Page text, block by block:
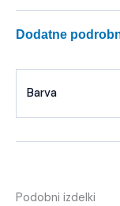
Dodatne
Barva
Podobni izdelki